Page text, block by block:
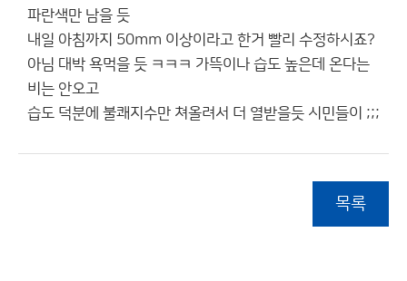
파란색만 남을 듯
내일 아침까지 50mm 이상이라고 한거 빨리 수정하시죠?
아님 대박 욕먹을 듯 ㅋㅋㅋ 가뜩이나 습도 높은데 온다는
비는 안오고
습도 덕분에 불쾌지수만 쳐올려서 더 열받을듯 시민들이 ;;;
목록